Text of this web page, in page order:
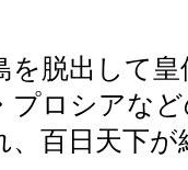
を脱出して
プロシアな
、百日天下が